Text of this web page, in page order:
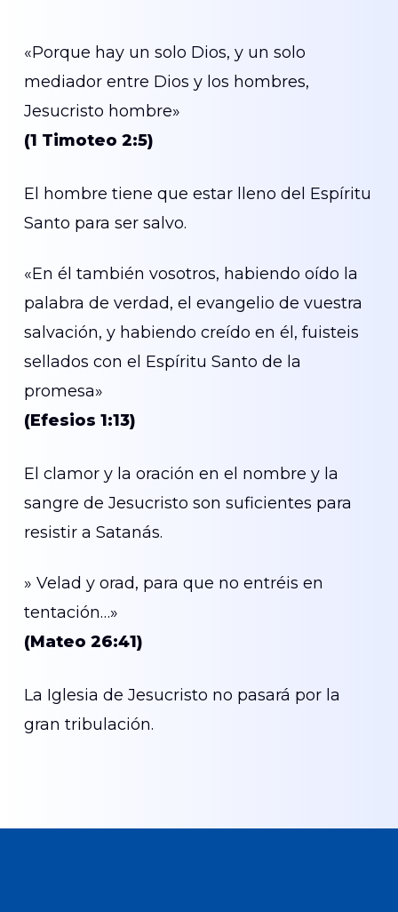
«Porque hay un solo Dios, y un solo
mediador entre Dios y los hombres,
Jesucristo hombre»
(1 Timoteo 2:5)
El hombre tiene que estar lleno del Espíritu
Santo para ser salvo.
«En él también vosotros, habiendo oído la
palabra de verdad, el evangelio de vuestra
salvación, y habiendo creído en él, fuisteis
sellados con el Espíritu Santo de la
promesa»
(Efesios 1:13)
El clamor y la oración en el nombre y la
sangre de Jesucristo son suficientes para
resistir a Satanás.
» Velad y orad, para que no entréis en
tentación…»
(Mateo 26:41)
La Iglesia de Jesucristo no pasará por la
gran tribulación.